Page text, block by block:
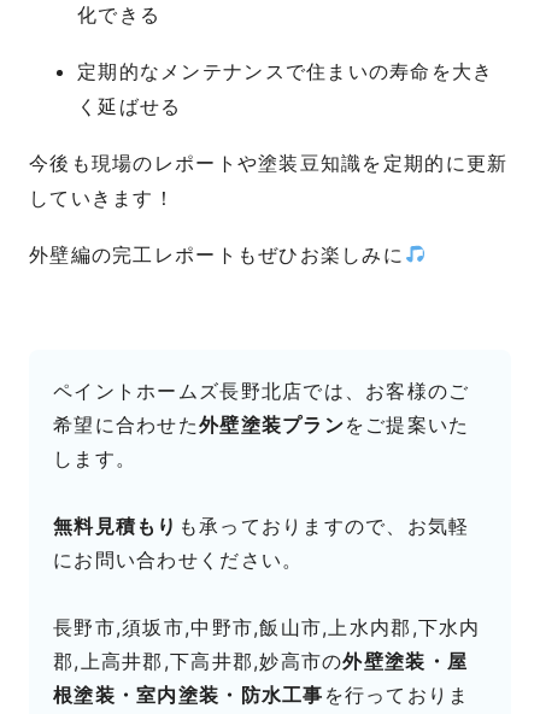
化できる
定期的なメンテナンスで住まいの寿命を大き
く延ばせる
今後も現場のレポートや塗装豆知識を定期的に更新
していきます！
外壁編の完工レポートもぜひお楽しみに
ペイントホームズ長野北店では、お客様のご
希望に合わせた外壁塗装プランをご提案いた
します。
無料見積もり も承っておりますので、お気軽
にお問い合わせください。
長野市,須坂市,中野市,飯山市,上水内郡,下水内
郡,上高井郡,下高井郡,妙高市の外壁塗装・屋
根塗装・室内塗装・防水工事 を行っておりま